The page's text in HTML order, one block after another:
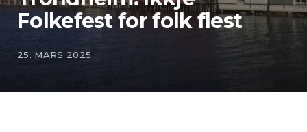
Folkefest for folk flest
25. MARS 2025